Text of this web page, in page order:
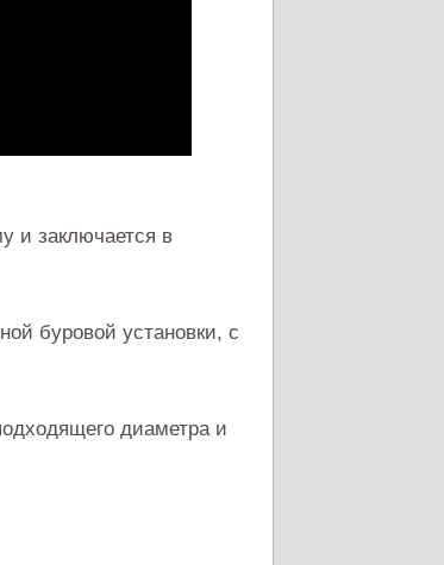
и заключается в
буровой установки, с
диаметра и